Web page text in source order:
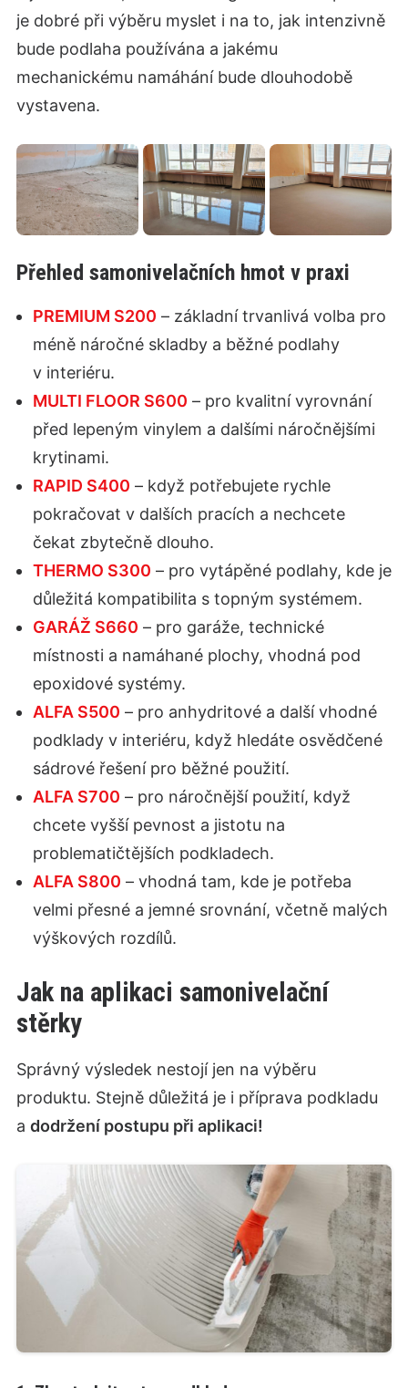
je dobré při výběru myslet i na to, jak intenzivně
bude podlaha používána a jakému
mechanickému namáhání bude dlouhodobě
vystavena.
Přehled samonivelačních hmot v praxi
PREMIUM S200 – základní trvanlivá volba pro
méně náročné skladby a běžné podlahy
v interiéru.
MULTI FLOOR S600 – pro kvalitní vyrovnání
před lepeným vinylem a dalšími náročnějšími
krytinami.
RAPID S400 – když potřebujete rychle
pokračovat v dalších pracích a nechcete
čekat zbytečně dlouho.
THERMO S300 – pro vytápěné podlahy, kde je
důležitá kompatibilita s topným systémem.
GARÁŽ S660 – pro garáže, technické
místnosti a namáhané plochy, vhodná pod
epoxidové systémy.
ALFA S500 – pro anhydritové a další vhodné
podklady v interiéru, když hledáte osvědčené
sádrové řešení pro běžné použití.
ALFA S700 – pro náročnější použití, když
chcete vyšší pevnost a jistotu na
problematičtějších podkladech.
ALFA S800 – vhodná tam, kde je potřeba
velmi přesné a jemné srovnání, včetně malých
výškových rozdílů.
Jak na aplikaci samonivelační
stěrky
Správný výsledek nestojí jen na výběru
produktu. Stejně důležitá je i příprava podkladu
a dodržení postupu při aplikaci!